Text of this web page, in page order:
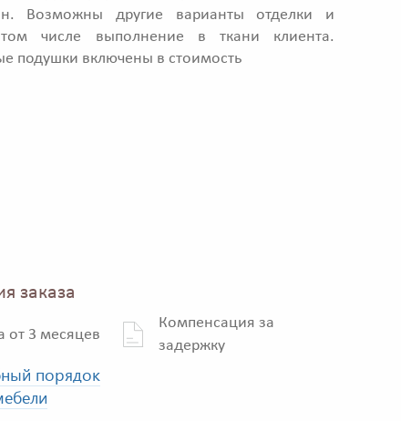
Возможны другие варианты отделки и
числе выполнение в ткани клиента.
подушки включены в стоимость
заказа
от 3 месяцев
Компенсация за
задержку
порядок